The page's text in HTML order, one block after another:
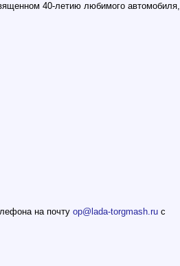
40-летию любимого автомобиля,
на почту op@lada-torgmash.ru с